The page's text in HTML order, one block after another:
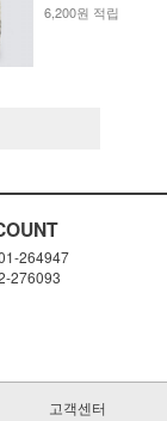
6,200원 적립
264947
276093
고객센터